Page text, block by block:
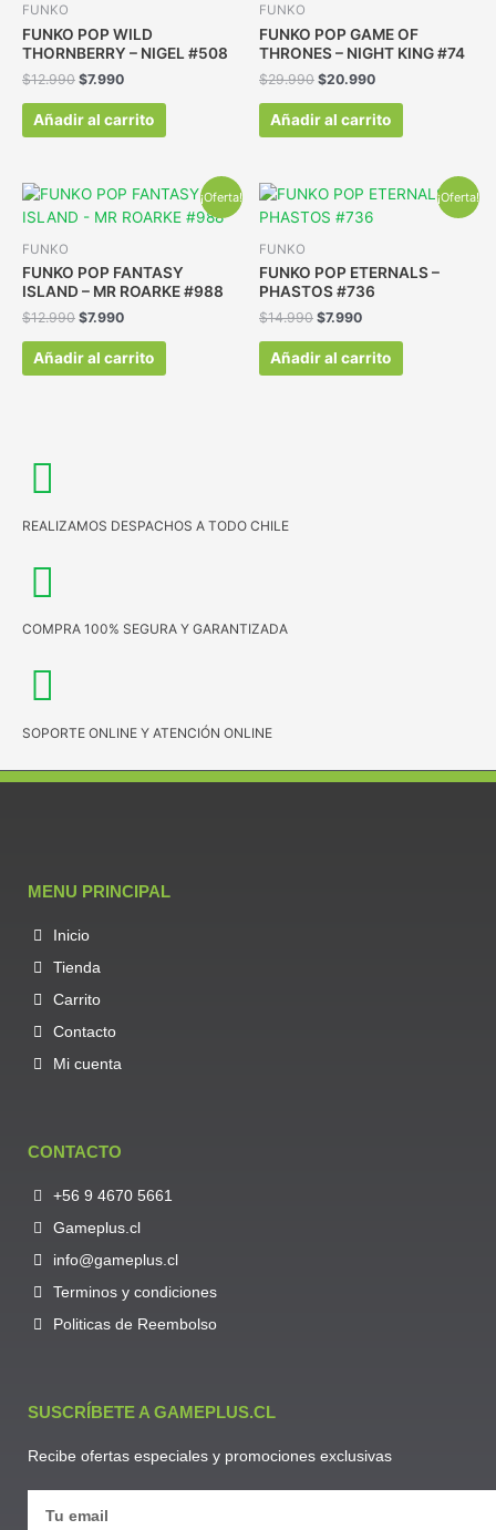
FUNKO
FUNKO POP WILD
THORNBERRY – NIGEL #508
$12.990 $7.990
Añadir al carrito
FUNKO
FUNKO POP GAME OF
THRONES – NIGHT KING #74
$29.990 $20.990
Añadir al carrito
¡Oferta!
FUNKO
FUNKO POP FANTASY
ISLAND – MR ROARKE #988
$12.990 $7.990
Añadir al carrito
¡Oferta!
FUNKO
FUNKO POP ETERNALS –
PHASTOS #736
$14.990 $7.990
Añadir al carrito
REALIZAMOS DESPACHOS A TODO CHILE
COMPRA 100% SEGURA Y GARANTIZADA
SOPORTE ONLINE Y ATENCIÓN ONLINE
MENU PRINCIPAL
Inicio
Tienda
Carrito
Contacto
Mi cuenta
CONTACTO
+56 9 4670 5661
Gameplus.cl
info@gameplus.cl
Terminos y condiciones
Politicas de Reembolso
SUSCRÍBETE A GAMEPLUS.CL
Recibe ofertas especiales y promociones exclusivas